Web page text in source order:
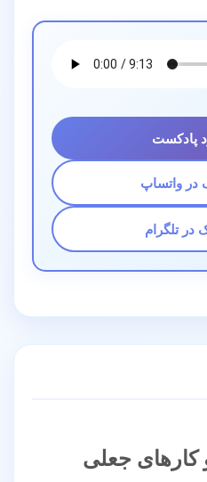
پادکست
در واتساپ
در تلگرام
جعلی